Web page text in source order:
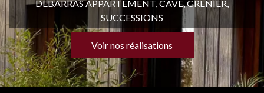
DÉBARRAS APPARTEMENT, CAVE, GRENIER,
SUCCESSIONS
Voir nos réalisations